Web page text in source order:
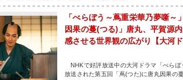
「べらぼう～蔦重栄華乃夢噺
因果の蔓(つる)」唐丸、平賀源
感させる世界観の広がり【大河ド
NHKで好評放送中の大河ドラマ「べらぼ
放送された第五回「蔦(つた)に唐丸因果の